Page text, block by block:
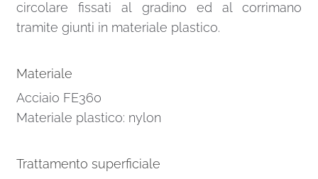
circolare fissati al gradino ed al corrimano
tramite giunti in materiale plastico.
Materiale
Acciaio FE360
Materiale plastico: nylon
Trattamento superficiale